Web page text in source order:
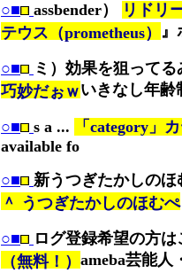
○■ assbender） リドリ
テウス（prometheus） 』
○■ ミ）効果を狙ってる
巧妙だぉｗいきなし年齢
○■ s a ... 「category」
available fo
○■ 新うつぎたかしのほ
＾ うつぎたかしのほむぺ
○■ ログ登録希望の方は
（無料！） ameba芸能人